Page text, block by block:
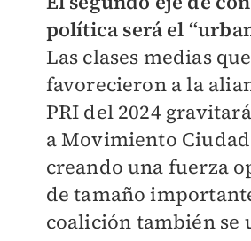
política será el
Las clases medias que
favorecieron a la
PRI del 2024
a Movimiento
creando una fuerza
de tamaño
coalición también se